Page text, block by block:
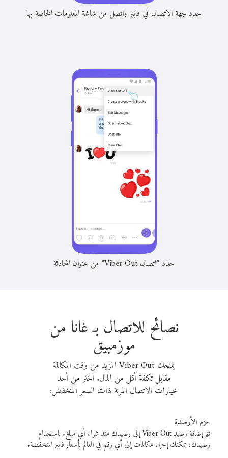
حدد جهة الاتصال في فايبر واتصل من شاشة المعلومات الخاصة بها
حدد “اتصال Viber Out” من عنوان المحادثة
نصائح للاتصال بـ غانا من
موزمبيق
يمنحك Viber Out المزيد من وقت المكالمة
مقابل تكلفة أقل من المال. اختر من أحد
خيارات الاتصال المرنة ذات السعر المنخفض:
حزم الأرصدة
تتم إضافة رصيد Viber Out إلى رصيدك عند شراء أي مبلغ. باستخدام
رصيدك، يمكنك إجراء مكالمات إلى أي رقم في العالم بأسعار فايبر المنخفضة.